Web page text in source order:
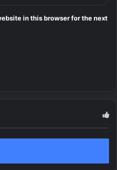
in this browser for the next